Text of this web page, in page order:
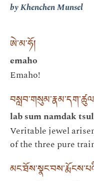
by Khenchen Munsel
ཨེ་མ་ཧོ།
emaho
Emaho!
lab sum namdak
Veritable jewel
of the three pure